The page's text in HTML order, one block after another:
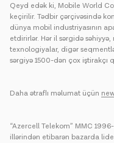
Qeyd edək ki, Mobile World
keçirilir. Tədbir çərçivəsində
dünya mobil industriyasının
etdirirlər. Hər il sərgidə
texnologiyalar, digər
sərgiyə 1500-dən çox iştirakçı
Daha ətraflı məlumat üçün
“Azercell Telekom” MMC
illərindən etibarən bazarda